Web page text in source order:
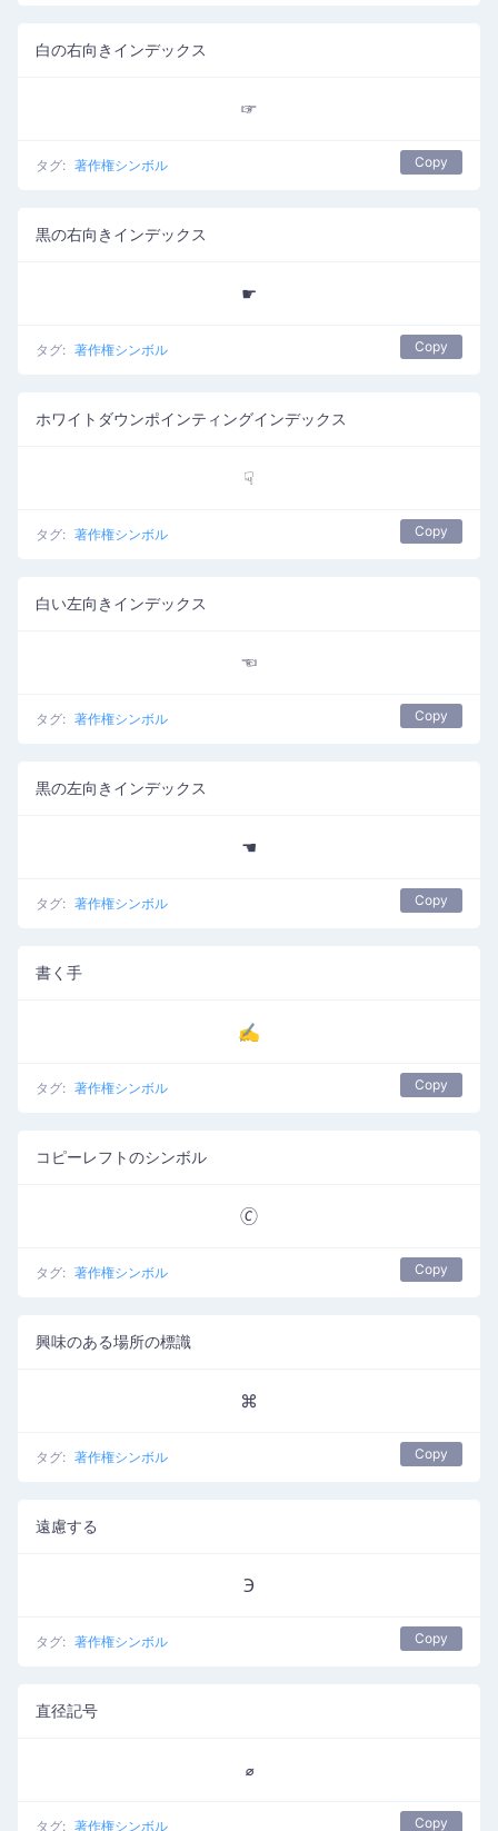
白の右向きインデックス
☞
タグ: 著作権シンボル Copy
黒の右向きインデックス
☛
タグ: 著作権シンボル Copy
ホワイトダウンポインティングインデックス
☟
タグ: 著作権シンボル Copy
白い左向きインデックス
☜
タグ: 著作権シンボル Copy
黒の左向きインデックス
☚
タグ: 著作権シンボル Copy
書く手
✍
タグ: 著作権シンボル Copy
コピーレフトのシンボル
🄫
タグ: 著作権シンボル Copy
興味のある場所の標識
⌘
タグ: 著作権シンボル Copy
遠慮する
℈
タグ: 著作権シンボル Copy
直径記号
⌀
タグ: 著作権シンボル Copy